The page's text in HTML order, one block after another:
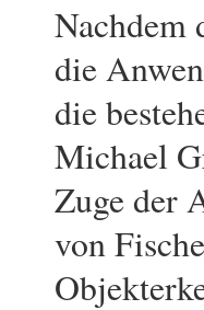
Nachdem
die
die
Michael
Zuge der
von